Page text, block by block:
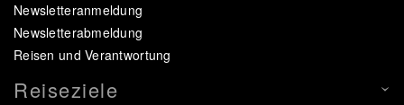
Newsletteranmeldung
Newsletterabmeldung
Reisen und Verantwortung
Reiseziele